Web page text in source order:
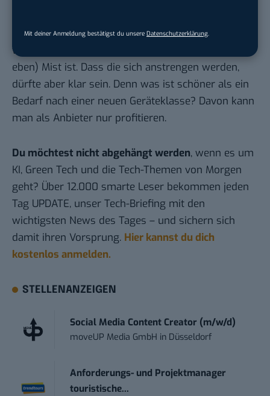
Mit deiner Anmeldung bestätigst du unsere Datenschutzerklärung.
Sonst sind all die schönen Applikationen nix wert,
wenn der Flugzeuträger selbst (also die Hardware
eben) Mist ist. Dass die sich anstrengen werden,
dürfte aber klar sein. Denn was ist schöner als ein
Bedarf nach einer neuen Geräteklasse? Davon kann
man als Anbieter nur profitieren.
Du möchtest nicht abgehängt werden, wenn es um
KI, Green Tech und die Tech-Themen von Morgen
geht? Über 12.000 smarte Leser bekommen jeden
Tag UPDATE, unser Tech-Briefing mit den
wichtigsten News des Tages – und sichern sich
damit ihren Vorsprung. Hier kannst du dich
kostenlos anmelden.
STELLENANZEIGEN
Social Media Content Creator (m/w/d)
moveUP Media GmbH in Düsseldorf
Anforderungs- und Projektmanager
touristische...